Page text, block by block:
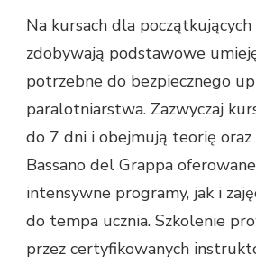
Na kursach dla
zdobywają podstawowe
potrzebne do bezpiecznego
paralotniarstwa. Zazwyczaj
do 7 dni i obejmują teorię
Bassano del Grappa
intensywne programy, jak i
do tempa ucznia. Szkolenie
przez certyfikowanych